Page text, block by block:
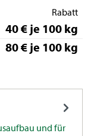
Rabatt
40 € je 100 kg
80 € je 100 kg
und für